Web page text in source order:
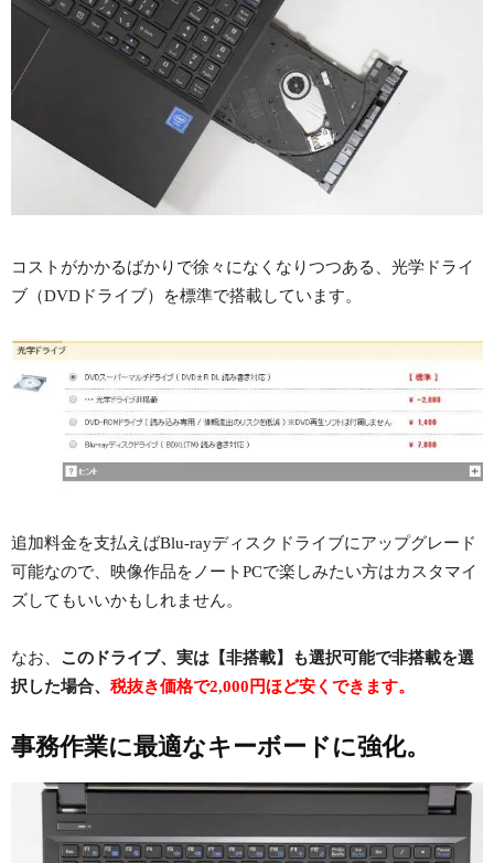
コストがかかるばかりで徐々になくなりつつある、光学ドライ
ブ（DVDドライブ）を標準で搭載しています。
追加料金を支払えばBlu-rayディスクドライブにアップグレード
可能なので、映像作品をノートPCで楽しみたい方はカスタマイ
ズしてもいいかもしれません。
なお、 このドライブ、実は【非搭載】も選択可能で非搭載を選
択した場合、 税抜き価格で2,000円ほど安くできます。
事務作業に最適なキーボードに強化。